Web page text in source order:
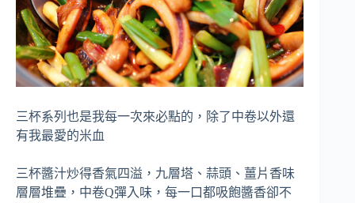
三杯系列也是我每一次來必點的，除了中卷以外還
有我最愛的米血
三杯醬汁炒得香氣四溢，九層塔、蒜頭、薑片香味
層層堆疊，中卷Q彈入味，每一口都吸飽醬香卻不